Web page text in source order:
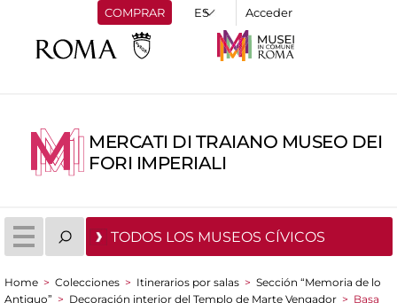
COMPRAR Acceder
MERCATI DI TRAIANO MUSEO DEI
FORI IMPERIALI
TODOS LOS MUSEOS CÍVICOS
Home > Colecciones > Itinerarios por salas > Sección “Memoria de lo
Antiguo” > Decoración interior del Templo de Marte Vengador > Basa